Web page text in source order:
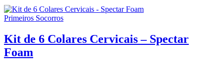
Primeiros Socorros
Kit de 6 Colares Cervicais – Spectar
Foam